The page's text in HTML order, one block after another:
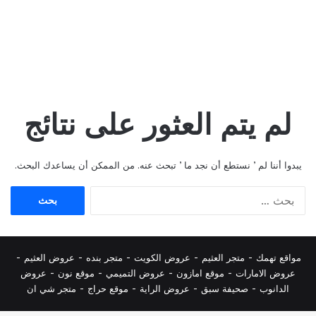
لم يتم العثور على نتائج
يبدوا أننا لم ’ نستطع أن نجد ما ’ تبحث عنه. من الممكن أن يساعدك البحث.
مواقع تهمك - متجر العثيم - عروض الكويت - متجر بنده - عروض العثيم -
عروض الامارات - موقع امازون - عروض التميمي - موقع نون - عروض
الدانوب - صحيفة سبق - عروض الراية - موقع حراج - متجر شي ان